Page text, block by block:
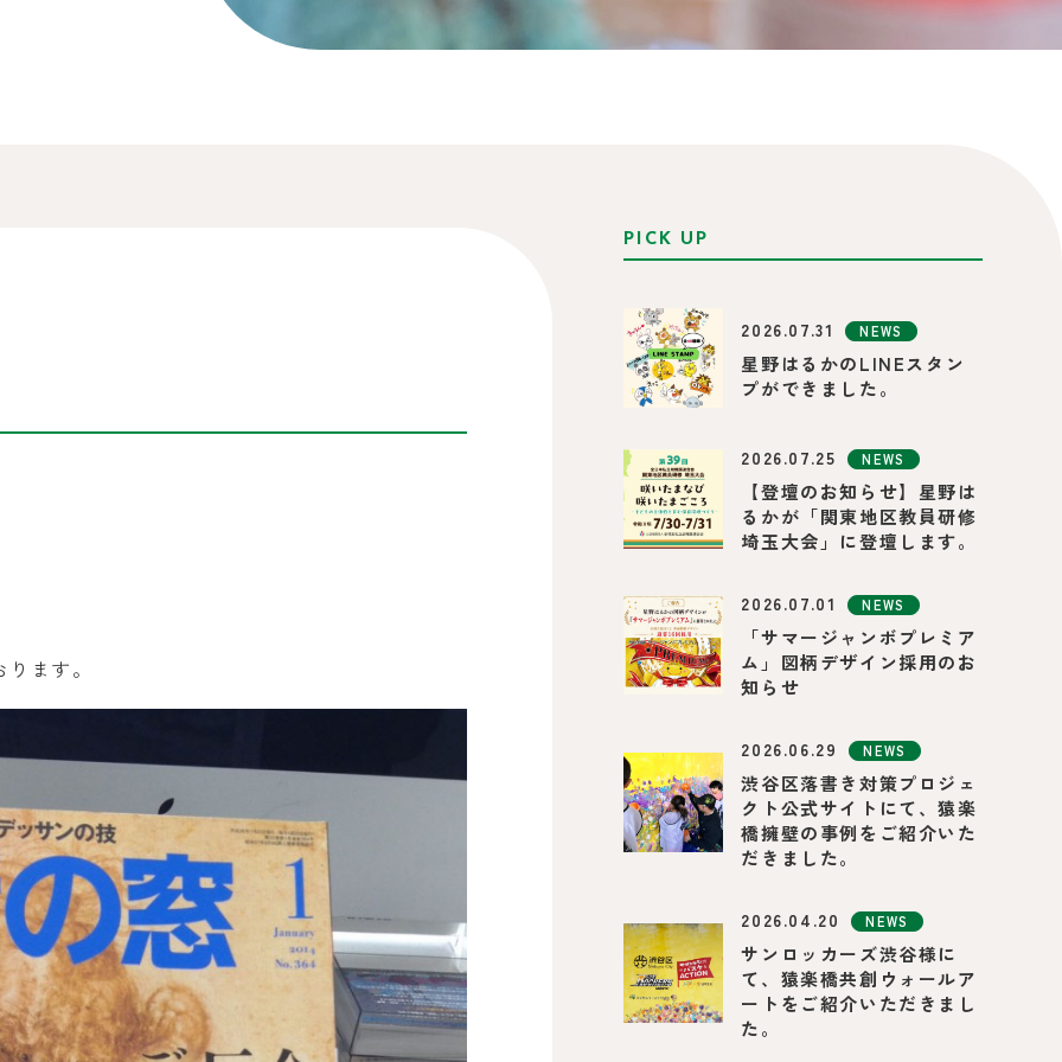
ます。
PICK UP
2026.07.31 NEWS
星野はるかのLINEスタン
プができました。
2026.07.25 NEWS
【登壇のお知らせ】星野は
るかが「関東地区教員研修
埼玉大会」に登壇します。
2026.07.01 NEWS
「サマージャンボプレミア
ム」図柄デザイン採用のお
知らせ
2026.06.29 NEWS
渋谷区落書き対策プロジェ
クト公式サイトにて、猿楽
橋擁壁の事例をご紹介いた
だきました。
2026.04.20 NEWS
サンロッカーズ渋谷様に
て、猿楽橋共創ウォールア
ートをご紹介いただきまし
た。